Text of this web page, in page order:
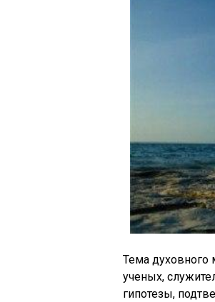
Тема духовного
ученых,
гипотезы,